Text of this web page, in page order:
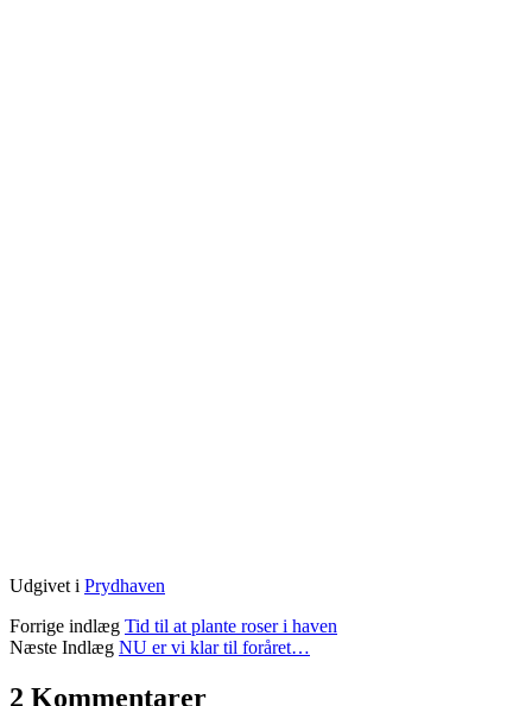
Udgivet i Prydhaven
Forrige indlæg Tid til at plante roser i haven
Næste Indlæg NU er vi klar til foråret…
2 Kommentarer